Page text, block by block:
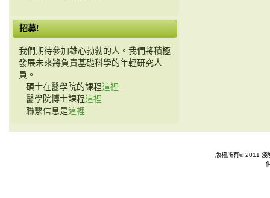
招募!
我們期待參加雄心勃勃的人。我們將積極
發展未來將負責基礎科學的年輕研究人
員。
碩士在醫學院的課程這裡
醫學院博士課程這裡
聯繫信息是這裡
版權所有© 2011 淺